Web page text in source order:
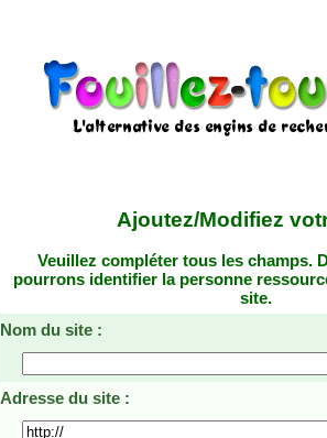
Ajoutez/Modifiez
Veuillez compléter tous les champs.
pourrons identifier la personne
site.
Nom du site :
Adresse du site :